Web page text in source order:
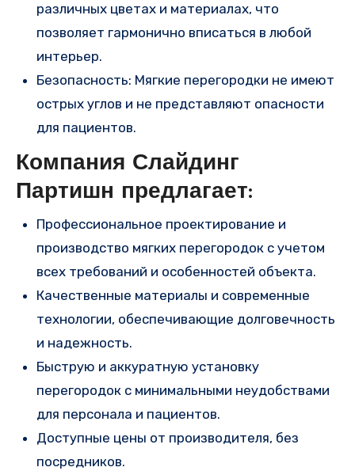
различных цветах и материалах, что
позволяет гармонично вписаться в любой
интерьер.
Безопасность: Мягкие перегородки не имеют
острых углов и не представляют опасности
для пациентов.
Компания Слайдинг
Партишн предлагает:
Профессиональное проектирование и
производство мягких перегородок с учетом
всех требований и особенностей объекта.
Качественные материалы и современные
технологии, обеспечивающие долговечность
и надежность.
Быструю и аккуратную установку
перегородок с минимальными неудобствами
для персонала и пациентов.
Доступные цены от производителя, без
посредников.